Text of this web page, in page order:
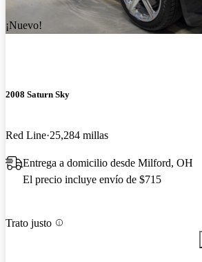
¡Nuevo!
2008 Saturn Sky
Red Line 25,284 millas
Entrega a domicilio desde Milford, OH
El precio incluye envío de $715
Trato justo